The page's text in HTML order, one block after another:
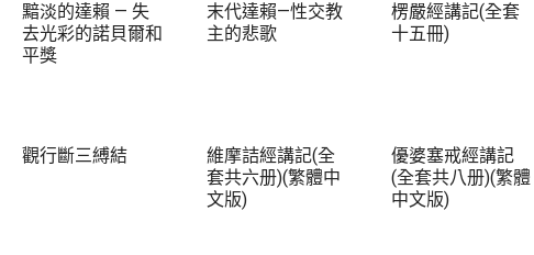
黯淡的達賴 — 失
去光彩的諾貝爾和
平獎
末代達賴—性交教
主的悲歌
楞嚴經講記(全套
十五冊)
觀行斷三縛結
維摩詰經講記(全
套共六册)(繁體中
文版)
優婆塞戒經講記
(全套共八册)(繁體
中文版)